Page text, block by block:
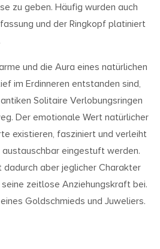
zu geben. Häufig wurden auch
und der Ringkopf platiniert
und die Aura eines natürlichen
im Erdinneren entstanden sind,
Solitaire Verlobungsringen
Der emotionale Wert natürlicher
existieren, fasziniert und verleiht
eingestuft werden.
aber jeglicher Charakter
zeitlose Anziehungskraft bei.
Goldschmieds und Juweliers.